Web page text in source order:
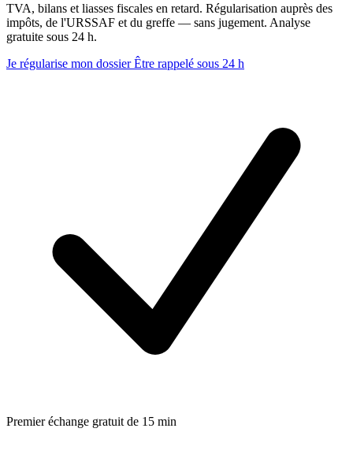
TVA, bilans et liasses fiscales en retard. Régularisation auprès des
impôts, de l'URSSAF et du greffe — sans jugement. Analyse
gratuite sous 24 h.
Je régularise mon dossierÊtre rappelé sous 24 h
Premier échange gratuit de 15 min